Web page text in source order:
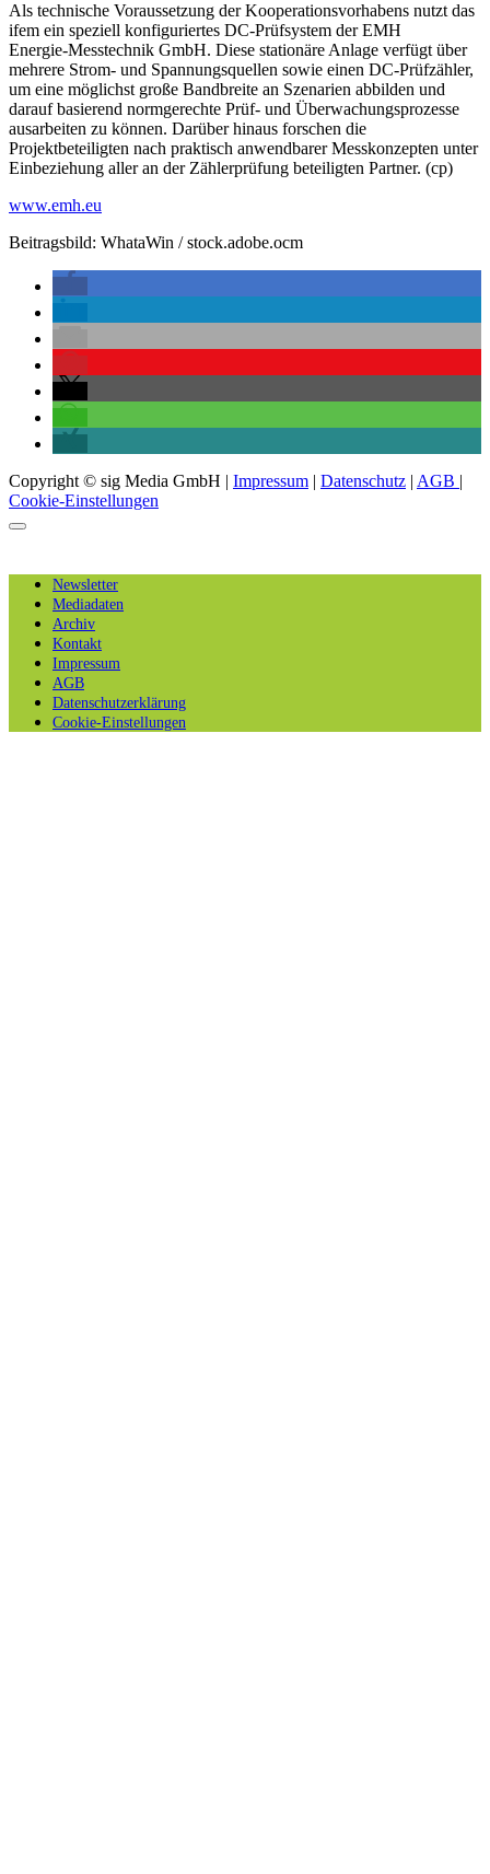
Als technische Voraussetzung der Kooperationsvorhabens nutzt das
ifem ein speziell konfiguriertes DC-Prüfsystem der EMH
Energie‑Messtechnik GmbH. Diese stationäre Anlage verfügt über
mehrere Strom- und Spannungsquellen sowie einen DC-Prüfzähler,
um eine möglichst große Bandbreite an Szenarien abbilden und
darauf basierend normgerechte Prüf- und Überwachungsprozesse
ausarbeiten zu können. Darüber hinaus forschen die
Projektbeteiligten nach praktisch anwendbarer Messkonzepten unter
Einbeziehung aller an der Zählerprüfung beteiligten Partner. (cp)
www.emh.eu
Beitragsbild: WhataWin /stock.adobe.ocm
Copyright © sig Media GmbH | Impressum | Datenschutz | AGB |
Cookie-Einstellungen
Newsletter
Mediadaten
Archiv
Kontakt
Impressum
AGB
Datenschutzerklärung
Cookie-Einstellungen